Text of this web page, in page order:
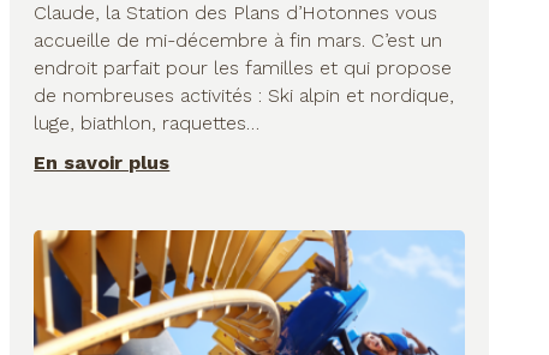
Claude, la Station des Plans d’Hotonnes vous
accueille de mi-décembre à fin mars. C’est un
endroit parfait pour les familles et qui propose
de nombreuses activités : Ski alpin et nordique,
luge, biathlon, raquettes…
En savoir plus